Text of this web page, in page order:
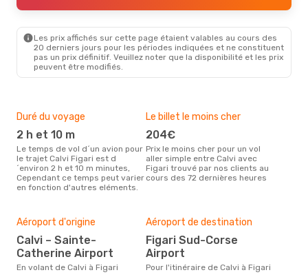
Les prix affichés sur cette page étaient valables au cours des
20 derniers jours pour les périodes indiquées et ne constituent
pas un prix définitif. Veuillez noter que la disponibilité et les prix
peuvent être modifiés.
Duré du voyage
2 h et 10 m
Le temps de vol d´un avion pour
le trajet Calvi Figari est d
´environ 2 h et 10 m minutes,
Cependant ce temps peut varier
en fonction d'autres eléments.
Le billet le moins cher
204€
Prix le moins cher pour un vol
aller simple entre Calvi avec
Figari trouvé par nos clients au
cours des 72 dernières heures
Aéroport d'origine
Calvi – Sainte-
Catherine Airport
En volant de Calvi à Figari
Aéroport de destination
Figari Sud-Corse
Airport
Pour l'itinéraire de Calvi à Figari